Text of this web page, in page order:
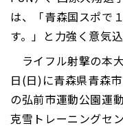
は、「青森国スポで
す。」と力強く意気
ライフル射撃の本
日(日)に青森県青森
の弘前市運動公園運
克雪トレーニングセ